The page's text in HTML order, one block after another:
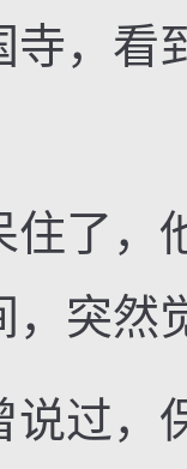
寺，看
了，
，突然
过，